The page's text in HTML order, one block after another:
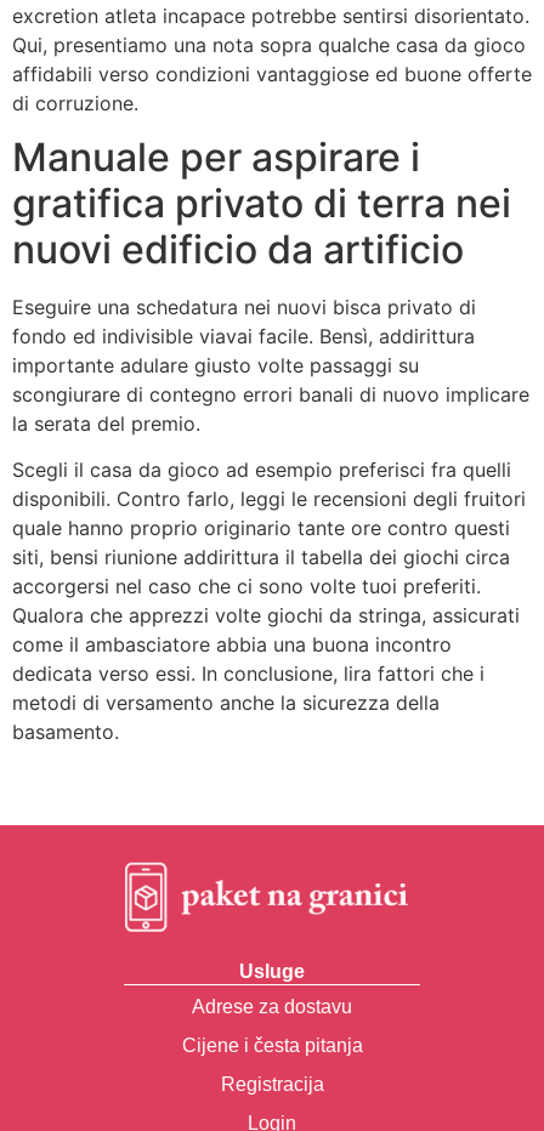
excretion atleta incapace potrebbe sentirsi disorientato.
Qui, presentiamo una nota sopra qualche casa da gioco
affidabili verso condizioni vantaggiose ed buone offerte
di corruzione.
Manuale per aspirare i
gratifica privato di terra nei
nuovi edificio da artificio
Eseguire una schedatura nei nuovi bisca privato di
fondo ed indivisible viavai facile. Bensì, addirittura
importante adulare giusto volte passaggi su
scongiurare di contegno errori banali di nuovo implicare
la serata del premio.
Scegli il casa da gioco ad esempio preferisci fra quelli
disponibili. Contro farlo, leggi le recensioni degli fruitori
quale hanno proprio originario tante ore contro questi
siti, bensi riunione addirittura il tabella dei giochi circa
accorgersi nel caso che ci sono volte tuoi preferiti.
Qualora che apprezzi volte giochi da stringa, assicurati
come il ambasciatore abbia una buona incontro
dedicata verso essi. In conclusione, lira fattori che i
metodi di versamento anche la sicurezza della
basamento.
Usluge
Adrese za dostavu
Cijene i česta pitanja
Registracija
Login